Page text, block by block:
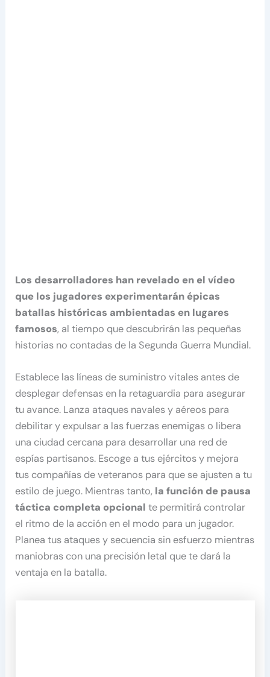
Los desarrolladores han revelado en el vídeo
que los jugadores experimentarán épicas
batallas históricas ambientadas en lugares
famosos, al tiempo que descubrirán las pequeñas
historias no contadas de la Segunda Guerra Mundial.
Establece las líneas de suministro vitales antes de
desplegar defensas en la retaguardia para asegurar
tu avance. Lanza ataques navales y aéreos para
debilitar y expulsar a las fuerzas enemigas o libera
una ciudad cercana para desarrollar una red de
espías partisanos. Escoge a tus ejércitos y mejora
tus compañías de veteranos para que se ajusten a tu
estilo de juego. Mientras tanto, la función de pausa
táctica completa opcional te permitirá controlar
el ritmo de la acción en el modo para un jugador.
Planea tus ataques y secuencia sin esfuerzo mientras
maniobras con una precisión letal que te dará la
ventaja en la batalla.